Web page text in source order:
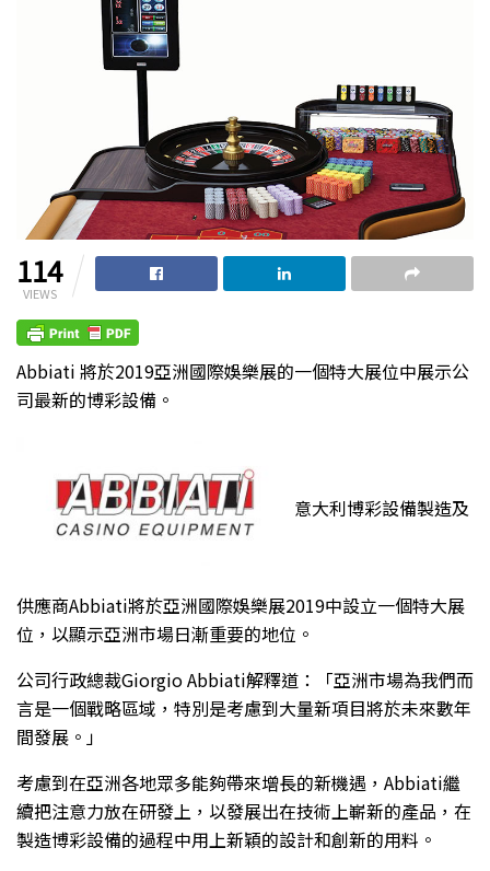
114
VIEWS
Abbiati 將於2019亞洲國際娛樂展的一個特大展位中展示公
司最新的博彩設備。
意大利博彩設備製造及
供應商Abbiati將於亞洲國際娛樂展2019中設立一個特大展
位，以顯示亞洲市場日漸重要的地位。
公司行政總裁Giorgio Abbiati解釋道：「亞洲市場為我們而
言是一個戰略區域，特別是考慮到大量新項目將於未來數年
間發展。」
考慮到在亞洲各地眾多能夠帶來增長的新機遇，Abbiati繼
續把注意力放在研發上，以發展出在技術上嶄新的產品，在
製造博彩設備的過程中用上新穎的設計和創新的用料。